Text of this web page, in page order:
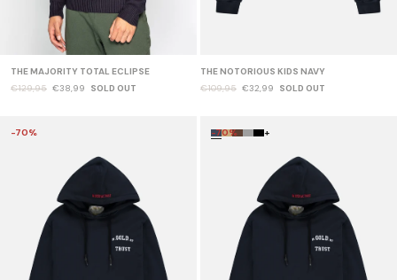
THE MAJORITY TOTAL ECLIPSE
€129,95 €38,99 SOLD OUT
THE NOTORIOUS KIDS NAVY
€109,95 €32,99 SOLD OUT
-70% +
-70%